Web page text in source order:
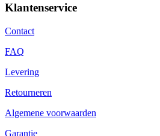
Klantenservice
Contact
FAQ
Levering
Retourneren
Algemene voorwaarden
Garantie